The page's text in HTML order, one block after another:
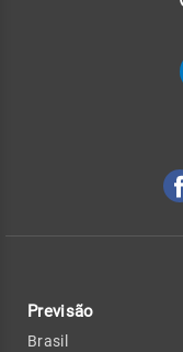
Previsão
Brasil